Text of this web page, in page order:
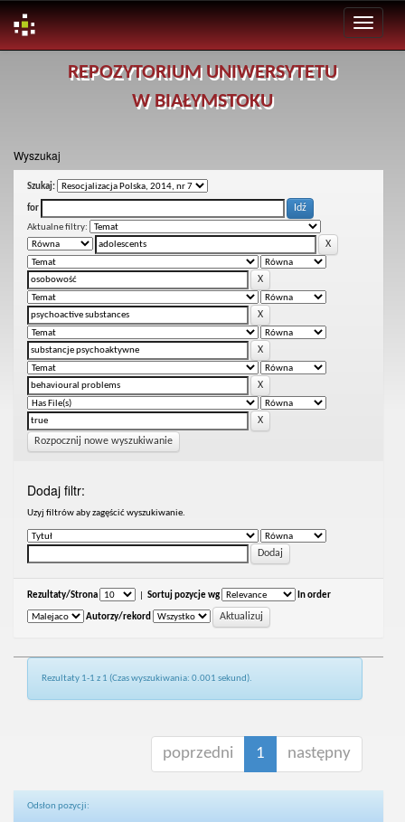
REPOZYTORIUM UNIWERSYTETU
W BIAŁYMSTOKU
Wyszukaj
Szukaj:
for
Aktualne filtry:
Rozpocznij nowe wyszukiwanie
Dodaj filtr:
Uzyj filtrów aby zagęścić wyszukiwanie.
Rezultaty/Strona Sortuj pozycje wg In order
Autorzy/rekord
Rezultaty 1-1 z 1 (Czas wyszukiwania: 0.001 sekund).
poprzedni 1 następny
Odsłon pozycji: